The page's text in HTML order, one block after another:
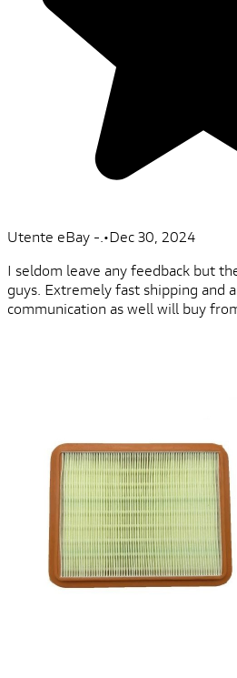
Utente eBay -.•Dec 30, 2024
I seldom leave any feedback but
guys. Extremely fast shipping and
communication as well will buy